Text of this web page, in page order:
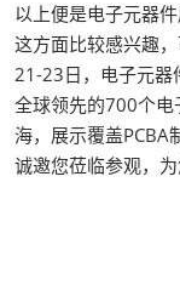
以上便是电子元器
这方面比较感兴趣
21-23日，电子元器
全球领先的700个电
海，展示覆盖PCBA
诚邀您莅临参观，